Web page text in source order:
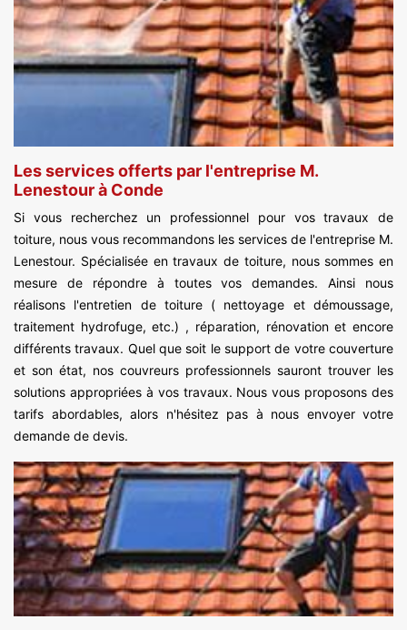
Les services offerts par l'entreprise M.
Lenestour à Conde
Si vous recherchez un professionnel pour vos travaux de
toiture, nous vous recommandons les services de l'entreprise M.
Lenestour. Spécialisée en travaux de toiture, nous sommes en
mesure de répondre à toutes vos demandes. Ainsi nous
réalisons l'entretien de toiture ( nettoyage et démoussage,
traitement hydrofuge, etc.) , réparation, rénovation et encore
différents travaux. Quel que soit le support de votre couverture
et son état, nos couvreurs professionnels sauront trouver les
solutions appropriées à vos travaux. Nous vous proposons des
tarifs abordables, alors n'hésitez pas à nous envoyer votre
demande de devis.